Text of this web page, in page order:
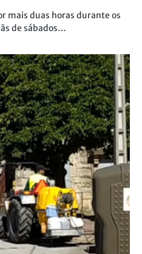
mais duas horas durante os
de sábados…